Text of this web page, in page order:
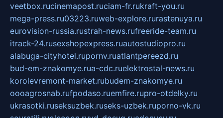
veetbox.rucinemapost.ruciam-fr.rukraft-you.ru
mega-press.ru03223.ruweb-explore.rurastenuya.ru
eurovision-russia.rustrah-news.rufreeride-team.ru
itrack-24.rusexshopexpress.ruautostudiopro.ru
alabuga-cityhotel.rupornv.ruatlantpereezd.ru
bud-em-znakomye.rua-cdc.ruelektrostal-news.ru
korolevremont-market.rubudem-znakomye.ru
oooagrosnab.rufpodaso.ruemfire.rupro-otdelky.ru
ukrasotki.ruseksuzbek.ruseks-uzbek.ruporno-vk.ru